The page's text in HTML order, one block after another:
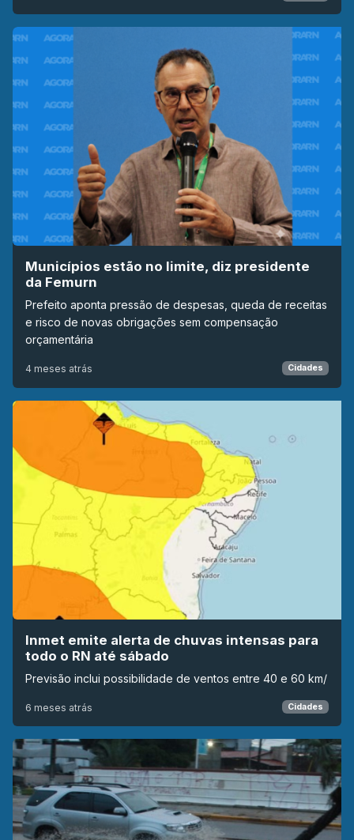
Municípios estão no limite, diz presidente
da Femurn
Prefeito aponta pressão de despesas, queda de receitas
e risco de novas obrigações sem compensação
orçamentária
4 meses atrás Cidades
Inmet emite alerta de chuvas intensas para
todo o RN até sábado
Previsão inclui possibilidade de ventos entre 40 e 60 km/
6 meses atrás Cidades